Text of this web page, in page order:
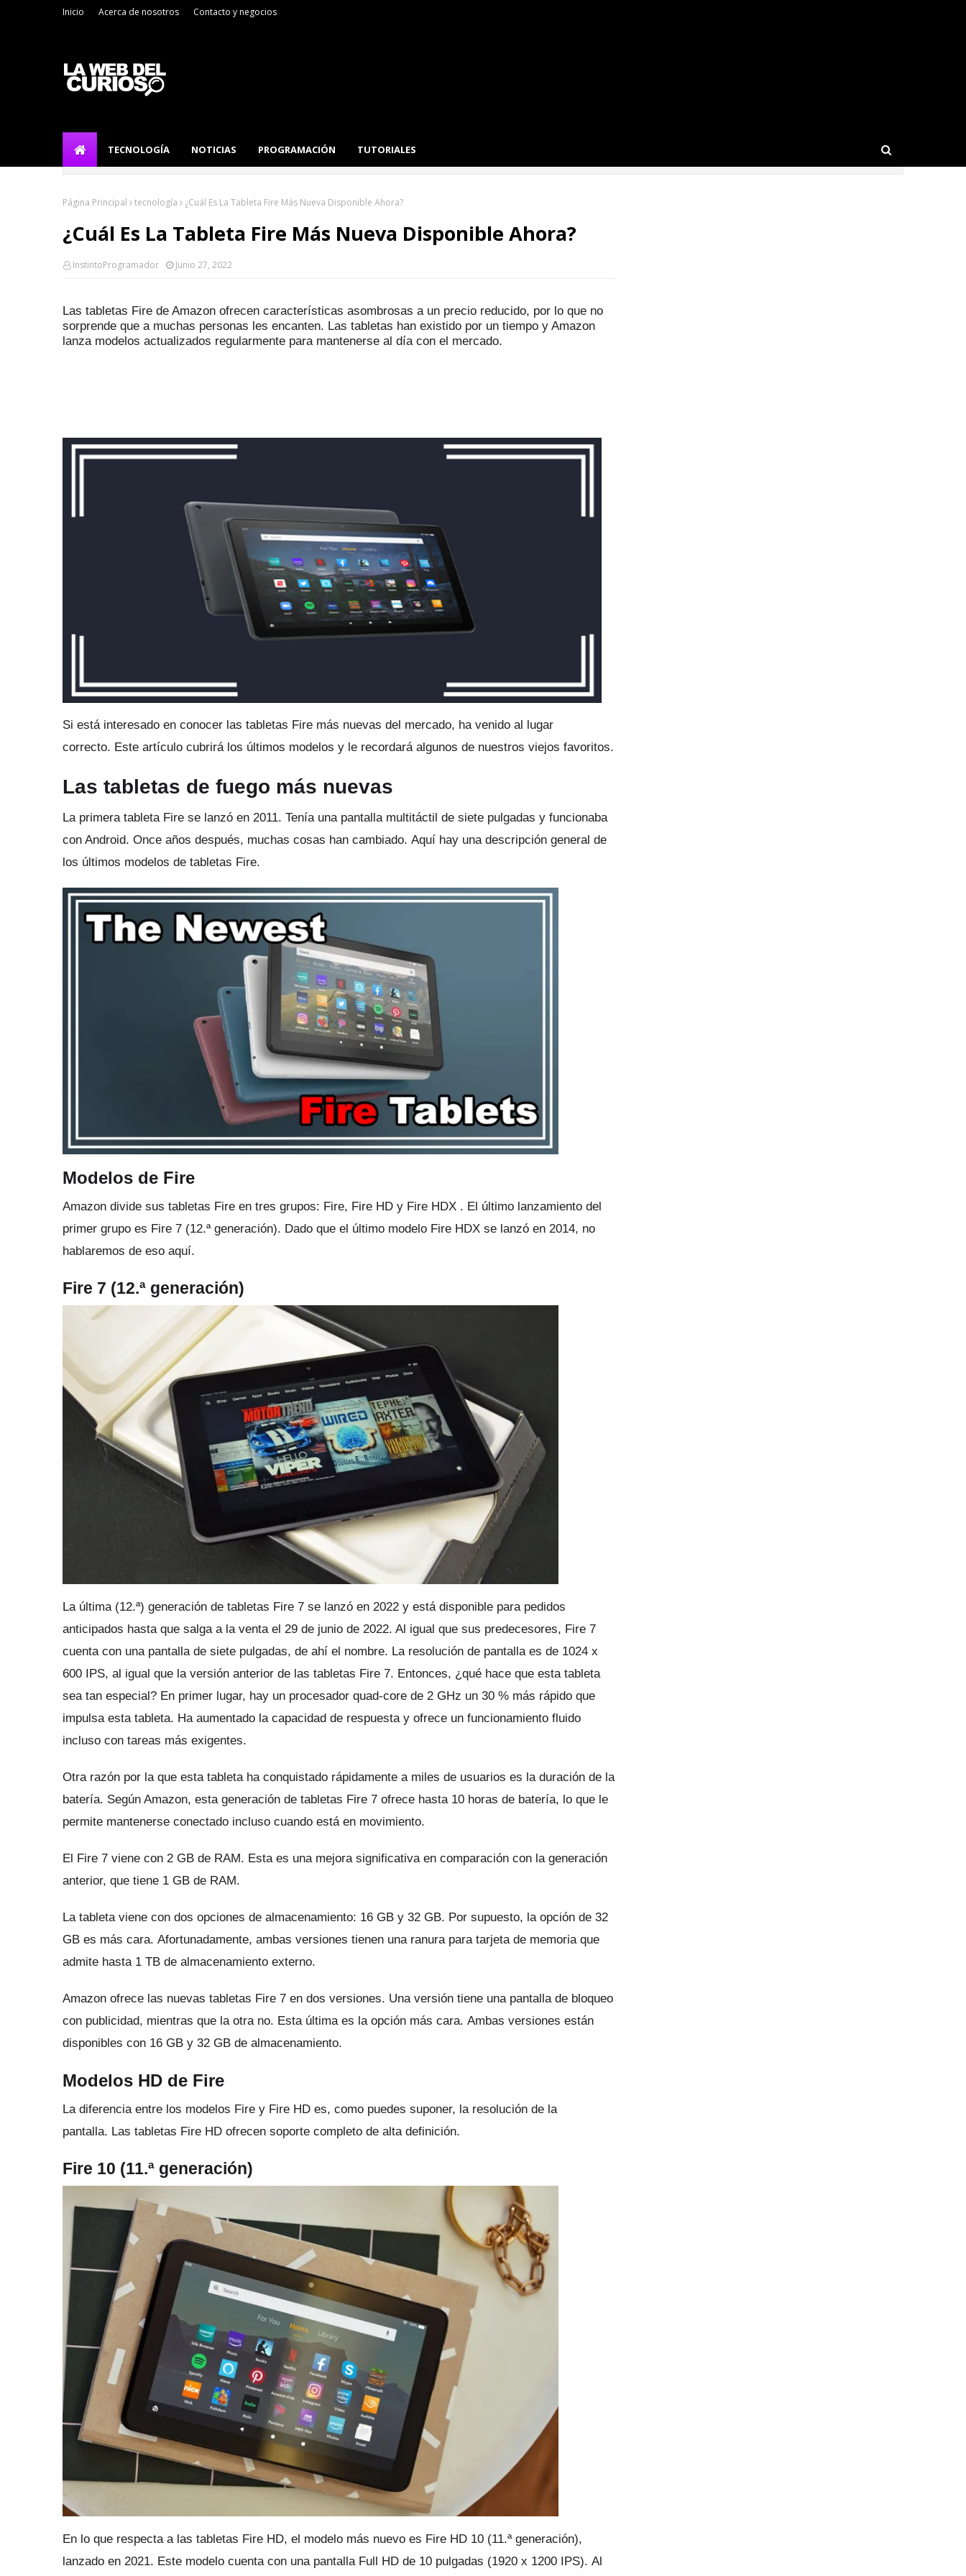
Inicio Acerca de nosotros Contacto y negocios
TECNOLOGÍA NOTICIAS PROGRAMACIÓN TUTORIALES
Página Principal tecnología ¿Cuál Es La Tableta Fire Más Nueva Disponible Ahora?
¿Cuál Es La Tableta Fire Más Nueva Disponible Ahora?
InstintoProgramador Junio 27, 2022
Las tabletas Fire de Amazon ofrecen características asombrosas a un precio reducido, por lo que no
sorprende que a muchas personas les encanten. Las tabletas han existido por un tiempo y Amazon
lanza modelos actualizados regularmente para mantenerse al día con el mercado.
Si está interesado en conocer las tabletas Fire más nuevas del mercado, ha venido al lugar
correcto. Este artículo cubrirá los últimos modelos y le recordará algunos de nuestros viejos favoritos.
Las tabletas de fuego más nuevas
La primera tableta Fire se lanzó en 2011. Tenía una pantalla multitáctil de siete pulgadas y funcionaba
con Android. Once años después, muchas cosas han cambiado. Aquí hay una descripción general de
los últimos modelos de tabletas Fire.
Modelos de Fire
Amazon divide sus tabletas Fire en tres grupos: Fire, Fire HD y Fire HDX . El último lanzamiento del
primer grupo es Fire 7 (12.ª generación). Dado que el último modelo Fire HDX se lanzó en 2014, no
hablaremos de eso aquí.
Fire 7 (12.ª generación)
La última (12.ª) generación de tabletas Fire 7 se lanzó en 2022 y está disponible para pedidos
anticipados hasta que salga a la venta el 29 de junio de 2022. Al igual que sus predecesores, Fire 7
cuenta con una pantalla de siete pulgadas, de ahí el nombre. La resolución de pantalla es de 1024 x
600 IPS, al igual que la versión anterior de las tabletas Fire 7. Entonces, ¿qué hace que esta tableta
sea tan especial? En primer lugar, hay un procesador quad-core de 2 GHz un 30 % más rápido que
impulsa esta tableta. Ha aumentado la capacidad de respuesta y ofrece un funcionamiento fluido
incluso con tareas más exigentes.
Otra razón por la que esta tableta ha conquistado rápidamente a miles de usuarios es la duración de la
batería. Según Amazon, esta generación de tabletas Fire 7 ofrece hasta 10 horas de batería, lo que le
permite mantenerse conectado incluso cuando está en movimiento.
El Fire 7 viene con 2 GB de RAM. Esta es una mejora significativa en comparación con la generación
anterior, que tiene 1 GB de RAM.
La tableta viene con dos opciones de almacenamiento: 16 GB y 32 GB. Por supuesto, la opción de 32
GB es más cara. Afortunadamente, ambas versiones tienen una ranura para tarjeta de memoria que
admite hasta 1 TB de almacenamiento externo.
Amazon ofrece las nuevas tabletas Fire 7 en dos versiones. Una versión tiene una pantalla de bloqueo
con publicidad, mientras que la otra no. Esta última es la opción más cara. Ambas versiones están
disponibles con 16 GB y 32 GB de almacenamiento.
Modelos HD de Fire
La diferencia entre los modelos Fire y Fire HD es, como puedes suponer, la resolución de la
pantalla. Las tabletas Fire HD ofrecen soporte completo de alta definición.
Fire 10 (11.ª generación)
En lo que respecta a las tabletas Fire HD, el modelo más nuevo es Fire HD 10 (11.ª generación),
lanzado en 2021. Este modelo cuenta con una pantalla Full HD de 10 pulgadas (1920 x 1200 IPS). Al